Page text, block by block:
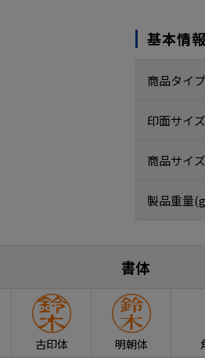
基本情
商品タイ
印面サイ
商品サイ
製品重量
書体
古印体 明朝体